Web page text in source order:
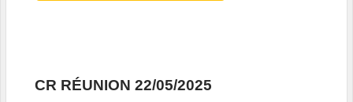
CR RÉUNION 22/05/2025